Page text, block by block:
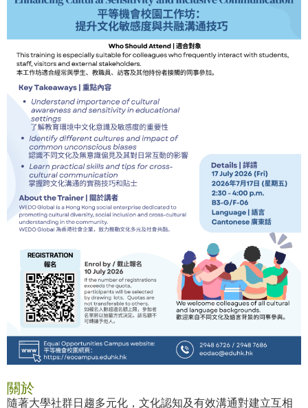
關於
隨著大學社群日趨多元化，文化認知及有效溝通對建立互相